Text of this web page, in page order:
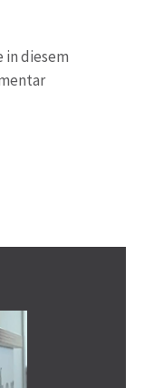
in diesem